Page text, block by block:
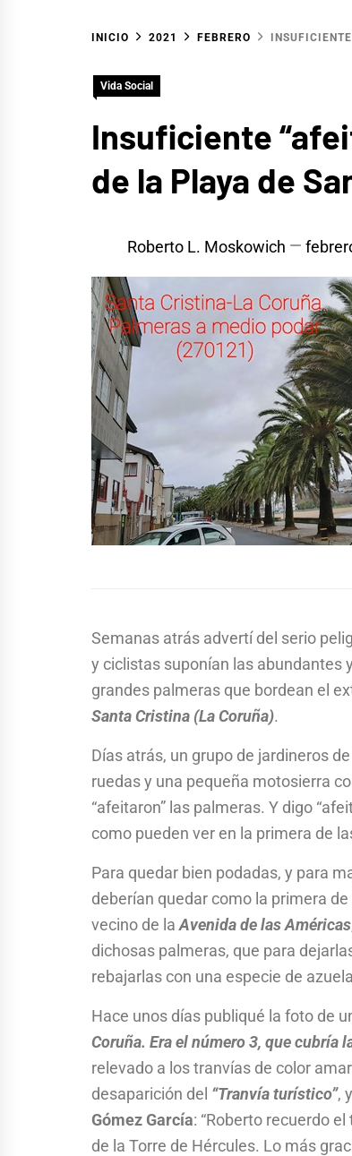
INICIO 2021 FEBRERO
Vida Social
Insuficiente
de la Playa de
Roberto L. Moskowich
Semanas atrás advertí del serio
y ciclistas suponían las abundantes
grandes palmeras que bordean el
Santa Cristina (La Coruña).
Días atrás, un grupo de jardineros
ruedas y una pequeña motosierra
“afeitaron” las palmeras. Y digo
como pueden ver en la primera de
Para quedar bien podadas, y para
deberían quedar como la primera
vecino de la Avenida de las Américas
dichosas palmeras, que para
rebajarlas con una especie de
Hace unos días publiqué la foto de
Coruña. Era el número 3, que cubría
relevado a los tranvías de color
desaparición del “Tranvía turístico”,
Gómez García: “Roberto recuerdo
de la Torre de Hércules. Lo más